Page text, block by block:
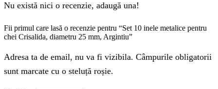
Nu există nici o recenzie, adaugă una!
Fii primul care lasă o recenzie pentru “Set 10 inele metalice pentru
chei Crisalida, diametru 25 mm, Argintiu”
Adresa ta de email, nu va fi vizibila. Câmpurile obligatorii
sunt marcate cu o steluță roșie.